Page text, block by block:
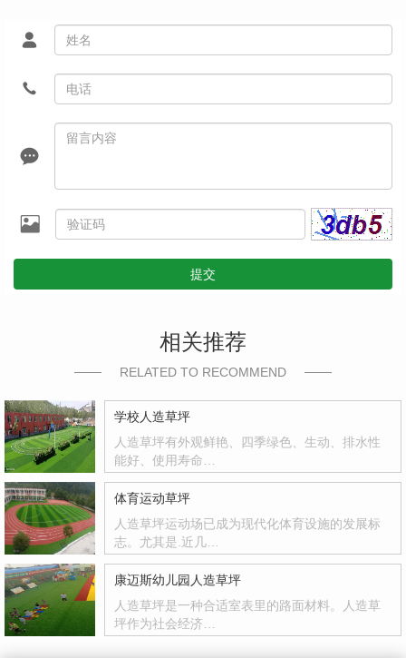
提交
相关推荐
RELATED TO RECOMMEND
学校人造草坪
人造草坪有外观鲜艳、四季绿色、生动、排水性
能好、使用寿命…
体育运动草坪
人造草坪运动场已成为现代化体育设施的发展标
志。尤其是.近几…
康迈斯幼儿园人造草坪
人造草坪是一种合适室表里的路面材料。人造草
坪作为社会经济…